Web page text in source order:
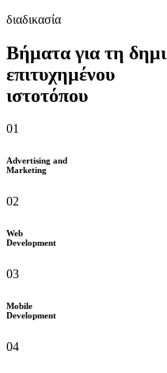
διαδικασία
Βήματα για τη
επιτυχημένου
ιστοτόπου
01
Advertising and
Marketing
02
Web
Development
03
Mobile
Development
04